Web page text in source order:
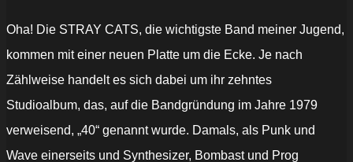
Oha! Die STRAY CATS, die wichtigste Band meiner Jugend,
kommen mit einer neuen Platte um die Ecke. Je nach
Zählweise handelt es sich dabei um ihr zehntes
Studioalbum, das, auf die Bandgründung im Jahre 1979
verweisend, „40“ genannt wurde. Damals, als Punk und
Wave einerseits und Synthesizer, Bombast und Prog